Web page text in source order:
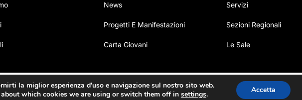
News
Progetti E Manifestazioni
Carta Giovani
Servizi
Sezioni Regionali
Le Sale
di contenuti senza autorizzazione - Credits:DigitalSense.it
la miglior esperienza d'uso e navigazione sul nostro sito web.
which cookies we are using or switch them off in settings. Accetta